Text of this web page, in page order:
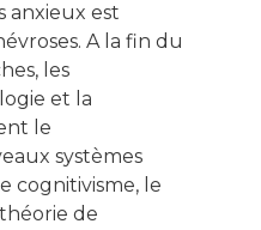
anxieux est
A la fin du
les
et la
le
systèmes
cognitivisme, le
de